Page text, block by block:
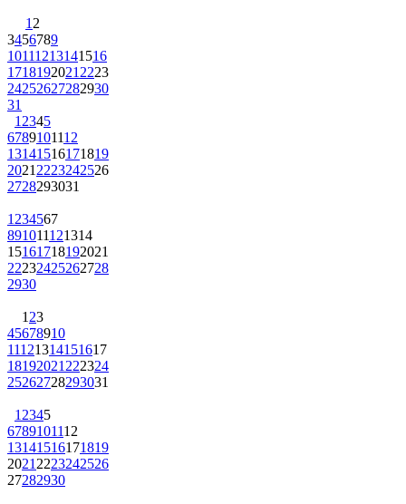
12
3456789
10111213141516
17181920212223
24252627282930
31
12345
6789101112
13141516171819
20212223242526
2728293031
1234567
891011121314
15161718192021
22232425262728
2930
123
45678910
11121314151617
18192021222324
25262728293031
12345
6789101112
13141516171819
20212223242526
27282930